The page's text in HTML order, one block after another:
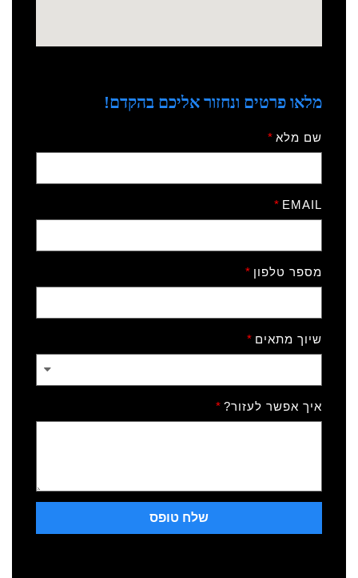
מלאו פרטים ונחזור אליכם בהקדם!
שם מלא
EMAIL
מספר טלפון
שיוך מתאים
איך אפשר לעזור?
שלח טופס